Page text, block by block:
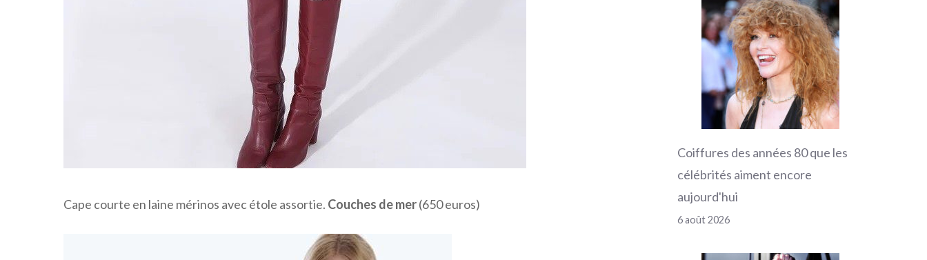
Cape courte en laine mérinos avec étole assortie. Couches de mer(650 euros)
Coiffures des années 80 que les
célébrités aiment encore
aujourd'hui
6 août 2026